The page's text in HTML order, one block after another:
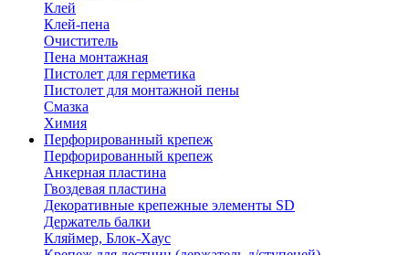
Клей
Клей-пена
Очиститель
Пена монтажная
Пистолет для герметика
Пистолет для монтажной пены
Смазка
Химия
Перфорированный крепеж
Перфорированный крепеж
Анкерная пластина
Гвоздевая пластина
Декоративные крепежные элементы SD
Держатель балки
Кляймер, Блок-Хаус